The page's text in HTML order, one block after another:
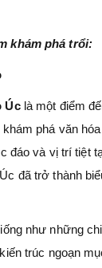
khám phá trổi:
Úc là một điểm
phá văn
đáo và vị trí tiệt
đã trở thành
như những
trúc ngoạn